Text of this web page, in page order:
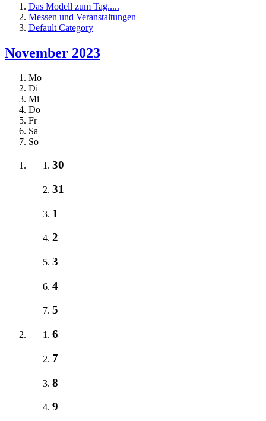
Das Modell zum Tag.....
Messen und Veranstaltungen
Default Category
November 2023
Mo
Di
Mi
Do
Fr
Sa
So
30
31
1
2
3
4
5
6
7
8
9